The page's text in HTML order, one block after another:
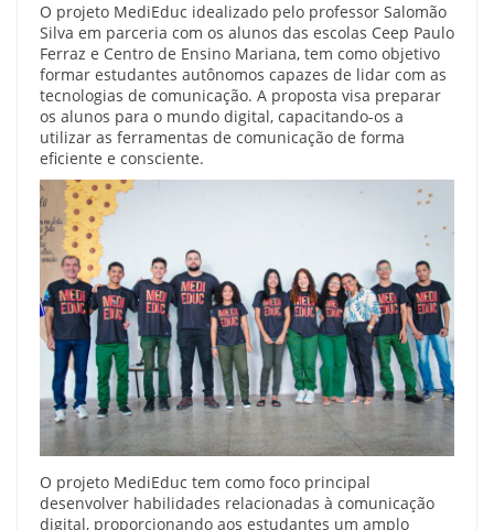
O projeto MediEduc idealizado pelo professor Salomão
Silva em parceria com os alunos das escolas Ceep Paulo
Ferraz e Centro de Ensino Mariana, tem como objetivo
formar estudantes autônomos capazes de lidar com as
tecnologias de comunicação. A proposta visa preparar
os alunos para o mundo digital, capacitando-os a
utilizar as ferramentas de comunicação de forma
eficiente e consciente.
O projeto MediEduc tem como foco principal
desenvolver habilidades relacionadas à comunicação
digital, proporcionando aos estudantes um amplo